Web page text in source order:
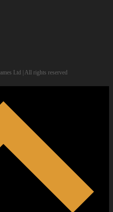
Ltd | All rights reserved